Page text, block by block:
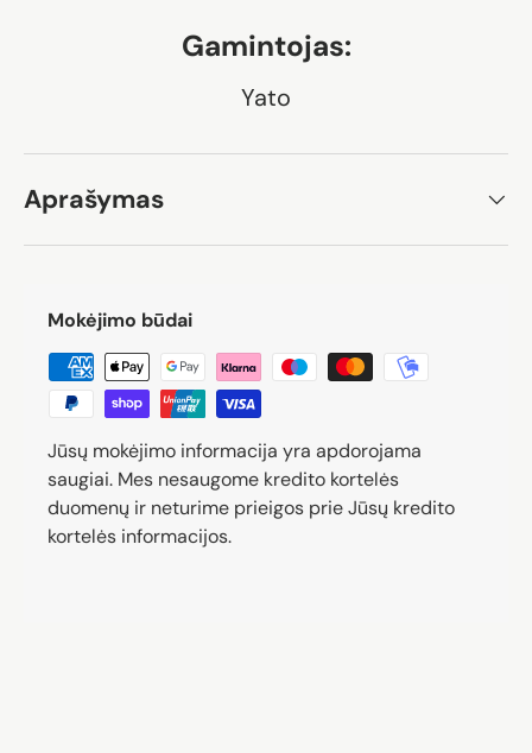
Gamintojas:
Yato
Aprašymas
Mokėjimo būdai
Jūsų mokėjimo informacija yra apdorojama
saugiai. Mes nesaugome kredito kortelės
duomenų ir neturime prieigos prie Jūsų kredito
kortelės informacijos.